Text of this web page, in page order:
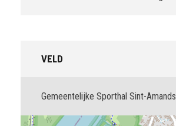
VELD
Gemeentelijke Sporthal Sint-Amands